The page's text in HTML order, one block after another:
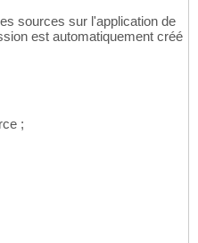
sources sur l'application de
est automatiquement créé
;